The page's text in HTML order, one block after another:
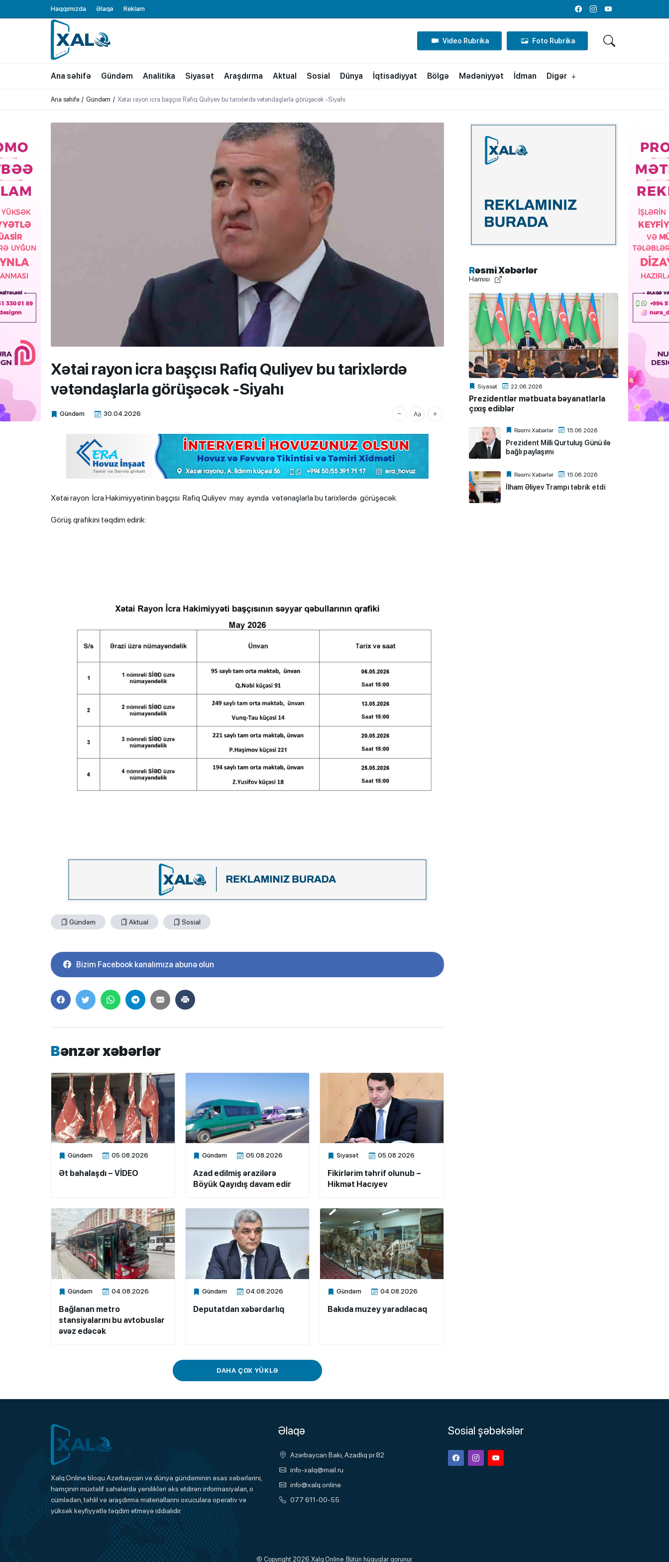
Haqqımızda Əlaqə Reklam
FacebookInstagramYoutube
XALQ.ONLINE
ONLAYN PLATFORMA
Video Rubrika Foto Rubrika
Ana səhifə Gündəm Analitika Siyasət Araşdırma Aktual Sosial Dünya İqtisadiyyat Bölgə Mədəniyyət İdman Digər
Ana səhifə Gündəm Xətai rayon icra başçısı Rafiq Quliyev bu tarixlərdə vətəndaşlarla görüşəcək -Siyahı
Xətai rayon icra başçısı Rafiq Quliyev bu tarixlərdə
vətəndaşlarla görüşəcək -Siyahı
Gündəm 30.04.2026
Xalq.Online
Xətai rayon İcra Hakimiyyətinin başçısı Rafiq Quliyev may ayında vətənaşlarla bu tarixlərdə görüşəcək.
Görüş qrafikini təqdim edirik:
Gündəm Aktual Sosial
Bizim Facebook kanalımıza abunə olun
Bənzər xəbərlər
Gündəm 05.08.2026
Xalq.Online
Ət bahalaşdı – VİDEO
Gündəm 05.08.2026
Xalq.Online
Azad edilmiş ərazilərə
Böyük Qayıdış davam edir
Siyasət 05.08.2026
Xalq.Online
Fikirlərim təhrif olunub –
Hikmət Hacıyev
Gündəm 04.08.2026
Xalq.Online
Bağlanan metro
stansiyalarını bu avtobuslar
əvəz edəcək
Gündəm 04.08.2026
Xalq.Online
Deputatdan xəbərdarlıq
Gündəm 04.08.2026
Xalq.Online
Bakıda muzey yaradılacaq
DAHA ÇOX YÜKLƏ
Rəsmi Xəbərlər
Hamısı
Siyasət 22.06.2026
Prezidentlər mətbuata bəyanatlarla
çıxış ediblər
Rəsmi Xəbərlər 15.06.2026
Prezident Milli Qurtuluş Günü ilə
bağlı paylaşımı
Rəsmi Xəbərlər 15.06.2026
İlham Əliyev Trampı təbrik etdi
Xalq.Online
Onlayn Platforma
Xalq.Online bloqu Azərbaycan və dünya gündəminin əsas xəbərlərini,
həmçinin müxtəlif sahələrdə yenilikləri əks etdirən informasiyaları, o
cümlədən, təhlil və araşdırma materiallarını oxuculara operativ və
yüksək keyfiyyətlə təqdim etməyə iddialıdır.
Əlaqə
Azərbaycan Bakı, Azadlıq pr.82
info-xalq@mail.ru
info@xalq.online
077 611-00-55
Sosial şəbəkələr
FacebookInstagramYoutube
© Copyright 2026 Xalq.Online. Bütün hüquqlar qorunur.